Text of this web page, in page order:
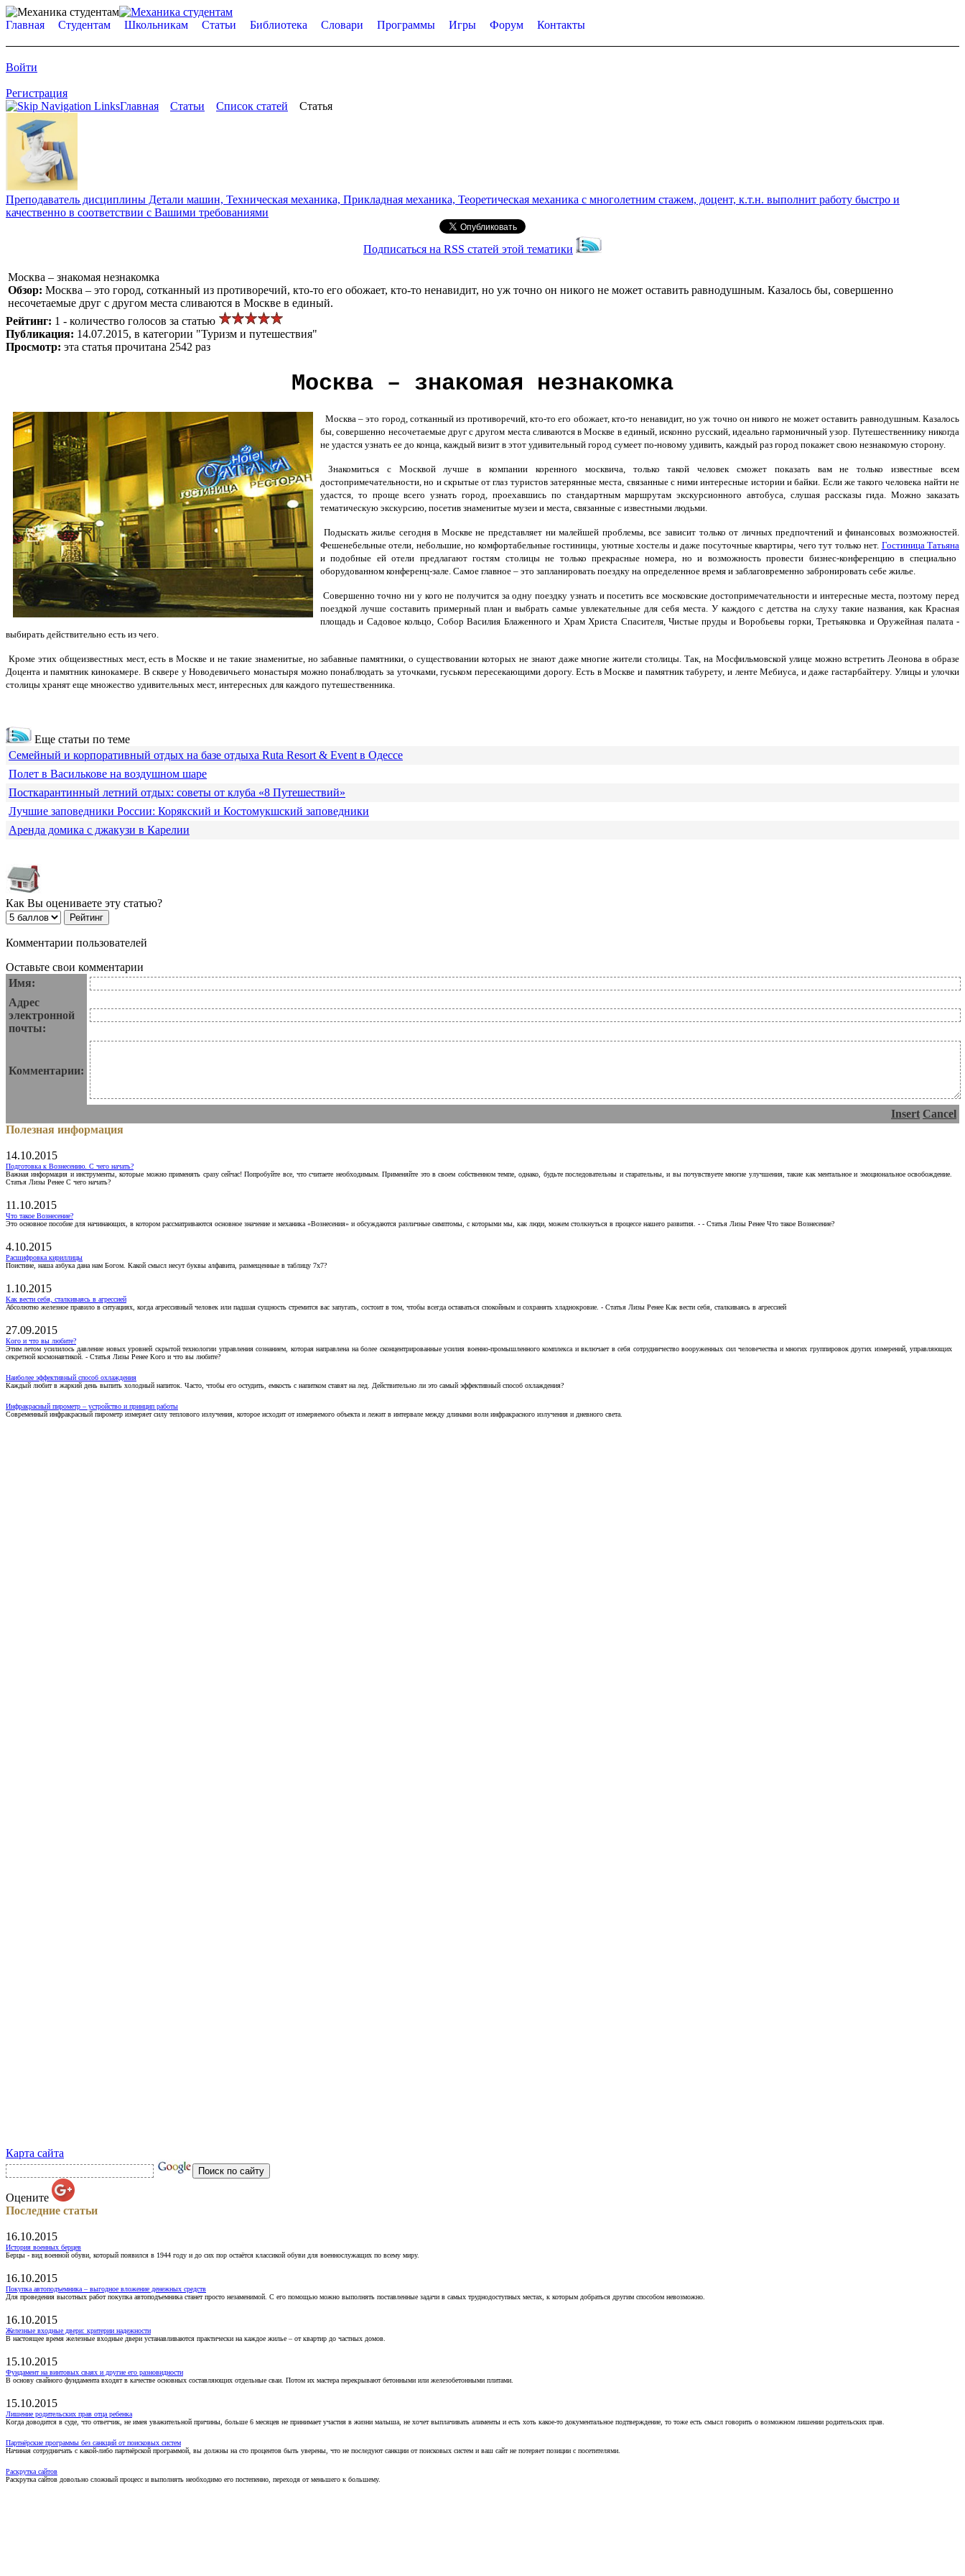
Главная Студентам Школьникам Статьи Библиотека Словари Программы Игры Форум Контакты
Войти
Регистрация
Главная
Статьи Список статей Статья
Преподаватель дисциплины Детали машин, Техническая механика, Прикладная механика, Теоретическая механика с многолетним стажем, доцент, к.т.н. выполнит работу быстро и
качественно в соответствии с Вашими требованиями
Подписаться на RSS статей этой тематики
Москва – знакомая незнакомка
Обзор: Москва – это город, сотканный из противоречий, кто-то его обожает, кто-то ненавидит, но уж точно он никого не может оставить равнодушным. Казалось бы, совершенно
несочетаемые друг с другом места сливаются в Москве в единый.
Рейтинг: 1 - количество голосов за статью
Публикация: 14.07.2015, в категории "Туризм и путешествия"
Просмотр: эта статья прочитана 2542 раз
Москва – знакомая незнакомка
Москва – это город, сотканный из противоречий, кто-то его обожает, кто-то ненавидит, но уж точно он никого не может оставить равнодушным. Казалось
бы, совершенно несочетаемые друг с другом места сливаются в Москве в единый, исконно русский, идеально гармоничный узор. Путешественнику никогда
не удастся узнать ее до конца, каждый визит в этот удивительный город сумеет по-новому удивить, каждый раз город покажет свою незнакомую сторону.
Знакомиться с Москвой лучше в компании коренного москвича, только такой человек сможет показать вам не только известные всем
достопримечательности, но и скрытые от глаз туристов затерянные места, связанные с ними интересные истории и байки. Если же такого человека найти не
удастся, то проще всего узнать город, проехавшись по стандартным маршрутам экскурсионного автобуса, слушая рассказы гида. Можно заказать
тематическую экскурсию, посетив знаменитые музеи и места, связанные с известными людьми.
Подыскать жилье сегодня в Москве не представляет ни малейшей проблемы, все зависит только от личных предпочтений и финансовых возможностей.
Фешенебельные отели, небольшие, но комфортабельные гостиницы, уютные хостелы и даже посуточные квартиры, чего тут только нет. Гостиница Татьяна
и подобные ей отели предлагают гостям столицы не только прекрасные номера, но и возможность провести бизнес-конференцию в специально
оборудованном конференц-зале. Самое главное – это запланировать поездку на определенное время и заблаговременно забронировать себе жилье.
Совершенно точно ни у кого не получится за одну поездку узнать и посетить все московские достопримечательности и интересные места, поэтому перед
поездкой лучше составить примерный план и выбрать самые увлекательные для себя места. У каждого с детства на слуху такие названия, как Красная
площадь и Садовое кольцо, Собор Василия Блаженного и Храм Христа Спасителя, Чистые пруды и Воробьевы горки, Третьяковка и Оружейная палата -
выбирать действительно есть из чего.
Кроме этих общеизвестных мест, есть в Москве и не такие знаменитые, но забавные памятники, о существовании которых не знают даже многие жители столицы. Так, на Мосфильмовской улице можно встретить Леонова в образе
Доцента и памятник кинокамере. В сквере у Новодевичьего монастыря можно понаблюдать за уточками, гуськом пересекающими дорогу. Есть в Москве и памятник табурету, и ленте Мебиуса, и даже гастарбайтеру. Улицы и улочки
столицы хранят еще множество удивительных мест, интересных для каждого путешественника.
Еще статьи по теме
Семейный и корпоративный отдых на базе отдыха Ruta Resort & Event в Одессе
Полет в Василькове на воздушном шаре
Посткарантинный летний отдых: советы от клуба «8 Путешествий»
Лучшие заповедники России: Корякский и Костомукшский заповедники
Аренда домика с джакузи в Карелии
Как Вы оцениваете эту статью?
Комментарии пользователей
Оставьте свои комментарии
Имя:
Адрес
электронной
почты:
Комментарии:
Insert Cancel
Полезная информация
14.10.2015
Подготовка к Вознесению. С чего начать?
Важная информация и инструменты, которые можно применять сразу сейчас! Попробуйте все, что считаете необходимым. Применяйте это в своем собственном темпе, однако, будьте последовательны и старательны, и вы почувствуете многие улучшения, такие как ментальное и эмоциональное освобождение.
Статья Лизы Ренее С чего начать?
11.10.2015
Что такое Вознесение?
Это основное пособие для начинающих, в котором рассматриваются основное значение и механика «Вознесения» и обсуждаются различные симптомы, с которыми мы, как люди, можем столкнуться в процессе нашего развития. - - Статья Лизы Ренее Что такое Вознесение?
4.10.2015
Расшифровка кириллицы
Поистине, наша азбука дана нам Богом. Какой смысл несут буквы алфавита, размещенные в таблицу 7х7?
1.10.2015
Как вести себя, сталкиваясь в агрессией
Абсолютно железное правило в ситуациях, когда агрессивный человек или падшая сущность стремится вас запугать, состоит в том, чтобы всегда оставаться спокойным и сохранять хладнокровие. - Статья Лизы Ренее Как вести себя, сталкиваясь в агрессией
27.09.2015
Кого и что вы любите?
Этим летом усилилось давление новых уровней скрытой технологии управления сознанием, которая направлена на более сконцентрированные усилия военно-промышленного комплекса и включает в себя сотрудничество вооруженных сил человечества и многих группировок других измерений, управляющих
секретной космонавтикой. - Статья Лизы Ренее Кого и что вы любите?
Наиболее эффективный способ охлаждения
Каждый любит в жаркий день выпить холодный напиток. Часто, чтобы его остудить, емкость с напитком ставят на лед. Действительно ли это самый эффективный способ охлаждения?
Инфракрасный пирометр – устройство и принцип работы
Современный инфракрасный пирометр измеряет силу теплового излучения, которое исходит от измеряемого объекта и лежит в интервале между длинами волн инфракрасного излучения и дневного света.
Карта сайта
Оцените
Последние статьи
16.10.2015
История военных берцев
Берцы - вид военной обуви, который появился в 1944 году и до сих пор остаётся классикой обуви для военнослужащих по всему миру.
16.10.2015
Покупка автоподъемника – выгодное вложение денежных средств
Для проведения высотных работ покупка автоподъемника станет просто незаменимой. С его помощью можно выполнять поставленные задачи в самых труднодоступных местах, к которым добраться другим способом невозможно.
16.10.2015
Железные входные двери: критерии надежности
В настоящее время железные входные двери устанавливаются практически на каждое жилье – от квартир до частных домов.
15.10.2015
Фундамент на винтовых сваях и другие его разновидности
В основу свайного фундамента входят в качестве основных составляющих отдельные сваи. Потом их мастера перекрывают бетонными или железобетонными плитами.
15.10.2015
Лишение родительских прав отца ребенка
Когда доводится в суде, что ответчик, не имея уважительной причины, больше 6 месяцев не принимает участия в жизни малыша, не хочет выплачивать алименты и есть хоть какое-то документальное подтверждение, то тоже есть смысл говорить о возможном лишении родительских прав.
Партнёрские программы без санкций от поисковых систем
Начиная сотрудничать с какой-либо партнёрской программой, вы должны на сто процентов быть уверены, что не последуют санкции от поисковых систем и ваш сайт не потеряет позиции с посетителями.
Раскрутка сайтов
Раскрутка сайтов довольно сложный процесс и выполнять необходимо его постепенно, переходя от меньшего к большему.